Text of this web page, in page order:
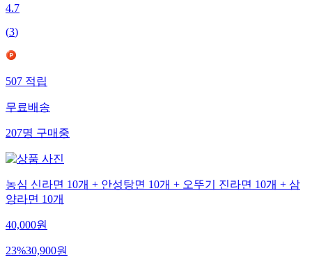
4.7
(3)
507적립
무료배송
207명구매중
농심 신라면 10개 + 안성탕면 10개 + 오뚜기 진라면 10개 + 삼
양라면 10개
40,000원
23%30,900원